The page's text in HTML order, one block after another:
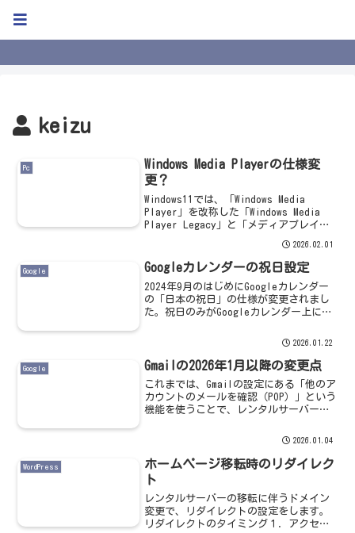
keizu
Pc
Windows Media Playerの仕様変
更？
Windows11では、「Windows Media
Player」を改称した「Windows Media
Player Legacy」と「メディアプレイヤ
います。2025年の暮れ頃から、このアプ
リにおい...
2026.02.01
Google Googleカレンダーの祝日設定
2024年9月のはじめにGoogleカレンダー
の「日本の祝日」の仕様が変更されまし
た。祝日のみがGoogleカレンダー上に表
が「祝日のみ」と「祝日およびその他の
休日」の2種類のカレンダーとなり、「祝
日およ...
2026.01.22
Google Gmailの2026年1月以降の変更点
これまでは、Gmailの設定にある「他のア
カウントのメールを確認（POP）」という
機能を使うことで、レンタルサーバーな
info@example.co.jp）を、Gmailの中に
2026.01.04
WordPress
ホームページ移転時のリダイレク
ト
レンタルサーバーの移転に伴うドメイン
変更で、リダイレクトの設定をします。
リダイレクトのタイミング１．アクセス